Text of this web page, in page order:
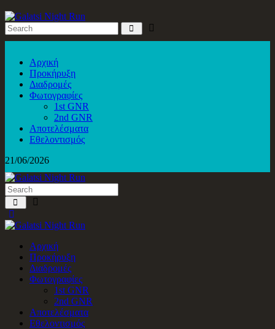
Αρχική
Προκήρυξη
Διαδρομές
Φωτογραφίες
1st GNR
2nd GNR
Αποτελέσματα
Εθελοντισμός
21/06/2026
Αρχική
Προκήρυξη
Διαδρομές
Φωτογραφίες
1st GNR
2nd GNR
Αποτελέσματα
Εθελοντισμός